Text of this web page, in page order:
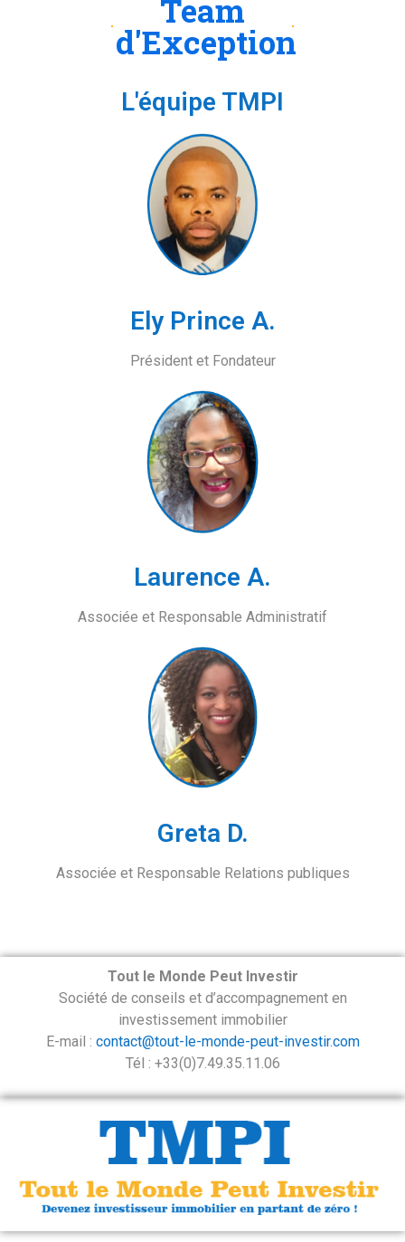
Team
d'Exception
L'équipe TMPI
Ely Prince A.
Président et Fondateur
Laurence A.
Associée et Responsable Administratif
Greta D.
Associée et Responsable Relations publiques
Tout le Monde Peut Investir
Société de conseils et d’accompagnement en
investissement immobilier
E-mail : contact@tout-le-monde-peut-investir.com
Tél : +33(0)7.49.35.11.06